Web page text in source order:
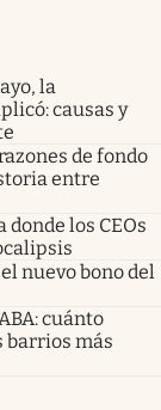
la
causas y
de fondo
entre
los CEOs
nuevo bono del
cuánto
barrios más